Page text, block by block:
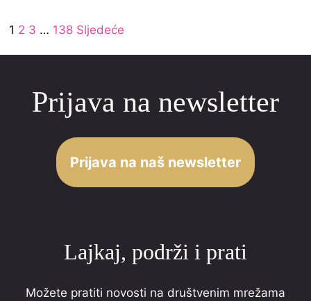
5
5
u
Site
Reviews
Page
1 Page
2 Page
3 … Page
138 Sljedeće
Prijava na newsletter
Prijava na naš newsletter
Lajkaj, podrži i prati
Možete pratiti novosti na društvenim mrežama